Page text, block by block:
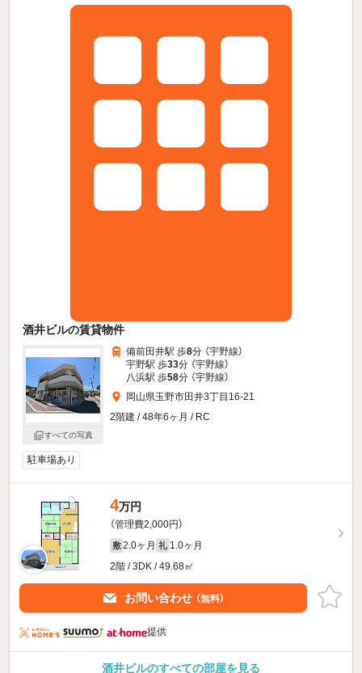
酒井ビルの賃貸物件
すべての写真
備前田井駅 歩8分 （宇野線）
宇野駅 歩33分 （宇野線）
八浜駅 歩58分 （宇野線）
岡山県玉野市田井3丁目16-21
2階建 / 48年6ヶ月 / RC
駐車場あり
4万円
（管理費2,000円）
敷 2.0ヶ月 礼 1.0ヶ月
2階 / 3DK / 49.68㎡
お問い合わせ （無料）
提供
酒井ビルのすべての部屋を見る